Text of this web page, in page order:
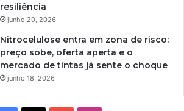
resiliência
junho 20, 2026
Nitrocelulose entra em zona de risco:
preço sobe, oferta aperta e o
mercado de tintas já sente o choque
junho 18, 2026